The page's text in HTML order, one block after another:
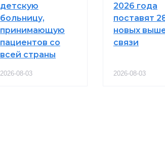
детскую
больницу,
принимающую
пациентов со
всей страны
2026-08-03
2026 года
поставят
новых
связи
2026-08-03